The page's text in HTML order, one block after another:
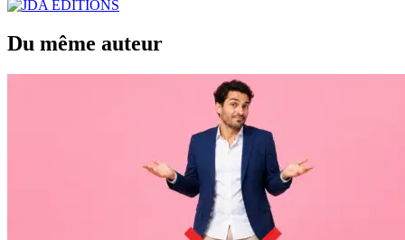
Du même auteur